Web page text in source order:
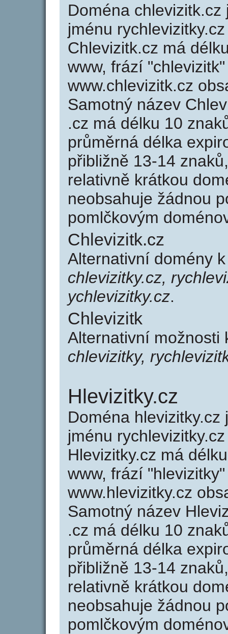
Doména
jménu
Chlevizitk.cz má
www, frází
www.chlevizitk.cz
Samotný název
.cz má délku 10
průměrná délka
přibližně 13-14
relativně krátkou
neobsahuje žádnou
pomlčkovým
Chlevizitk.cz
Alternativní domény
chlevizitky.cz,
ychlevizitky.cz.
Chlevizitk
Alternativní možnosti
chlevizitky,
Hlevizitky.cz
Doména
jménu
Hlevizitky.cz má
www, frází
www.hlevizitky.cz
Samotný název
.cz má délku 10
průměrná délka
přibližně 13-14
relativně krátkou
neobsahuje žádnou
pomlčkovým